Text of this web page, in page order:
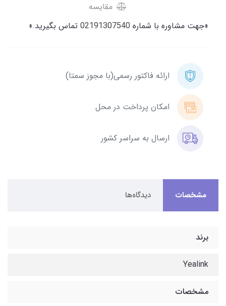
مقایسه
«جهت مشاوره با شماره 02191307540 تماس بگیرید.»
ارائه فاکتور رسمی(با مجوز سمتا)
امکان پرداخت در محل
ارسال به سراسر کشور
مشخصات دیدگاه‌ها
برند
Yealink
مشخصات